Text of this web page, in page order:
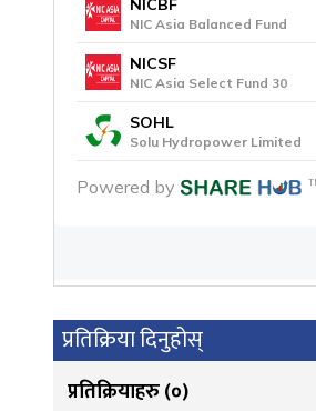
प्रतिक्रिया दिनुहोस्
प्रतिक्रियाहरु (०)